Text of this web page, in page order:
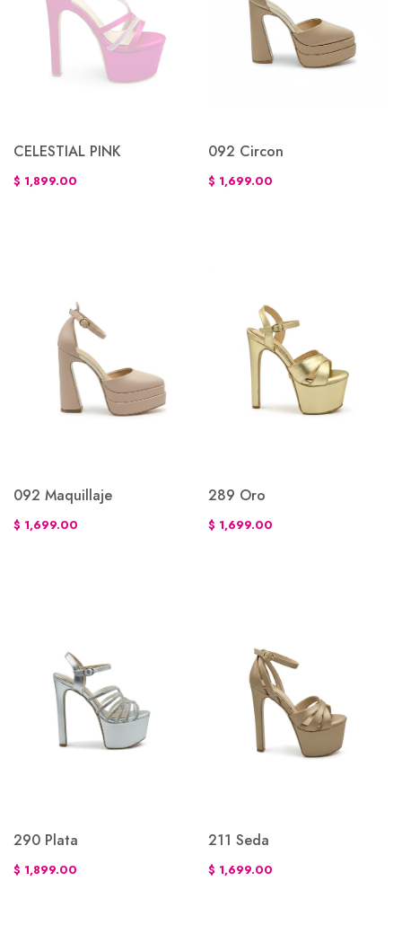
CELESTIAL PINK
$ 1,899.00
092 Circon
$ 1,699.00
092 Maquillaje
$ 1,699.00
289 Oro
$ 1,699.00
290 Plata
$ 1,899.00
211 Seda
$ 1,699.00